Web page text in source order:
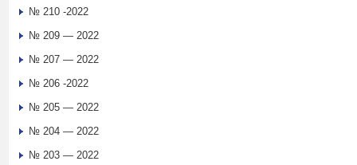
№ 210 -2022
№ 209 — 2022
№ 207 — 2022
№ 206 -2022
№ 205 — 2022
№ 204 — 2022
№ 203 — 2022